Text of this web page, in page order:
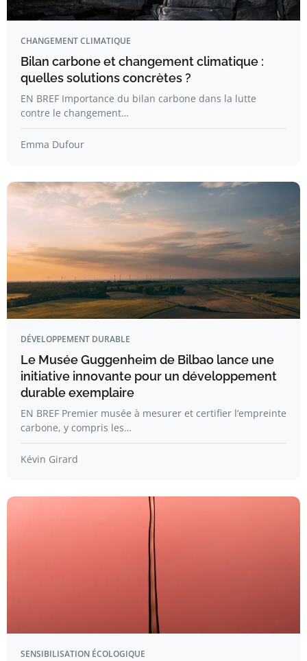
CHANGEMENT CLIMATIQUE
Bilan carbone et changement climatique :
quelles solutions concrètes ?
EN BREF Importance du bilan carbone dans la lutte
contre le changement…
Emma Dufour
DÉVELOPPEMENT DURABLE
Le Musée Guggenheim de Bilbao lance une
initiative innovante pour un développement
durable exemplaire
EN BREF Premier musée à mesurer et certifier l’empreinte
carbone, y compris les…
Kévin Girard
SENSIBILISATION ÉCOLOGIQUE